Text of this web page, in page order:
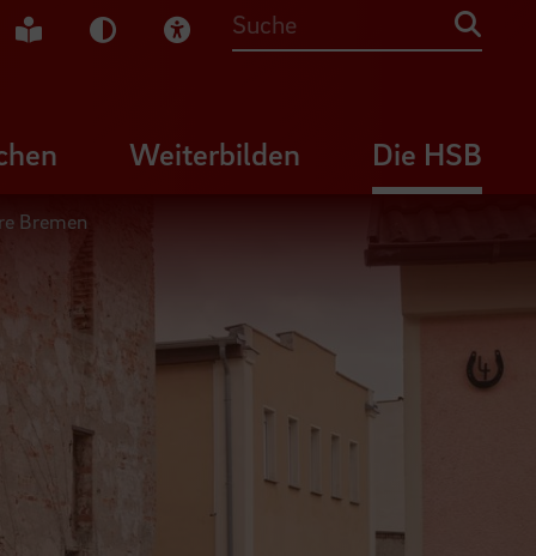
Gebärdensprache
Leichte Sprache
Dunkel-Modus
Visuelle Hilfe
Suche
Weiterbilden Die HSB
Bremen